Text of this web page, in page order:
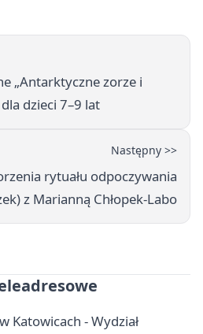
„Antarktyczne zorze i
dzieci 7–9 lat
Następny >>
rytuału odpoczywania
z Marianną Chłopek-Labo
Katowicach - Wydział